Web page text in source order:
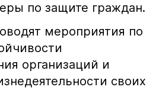
по защите граждан.
мероприятия по
организаций и
своих